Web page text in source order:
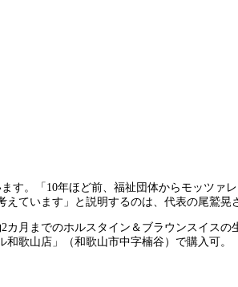
す。「10年ほど前、福祉団体からモッツ
ています」と説明するのは、代表の尾鷲晃
カ月までのホルスタイン＆ブラウンスイ
歌山店」（和歌山市中字楠谷）で購入可。